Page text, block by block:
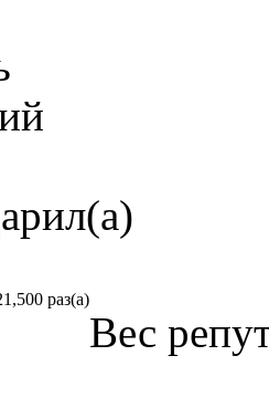
раз(а)
Вес